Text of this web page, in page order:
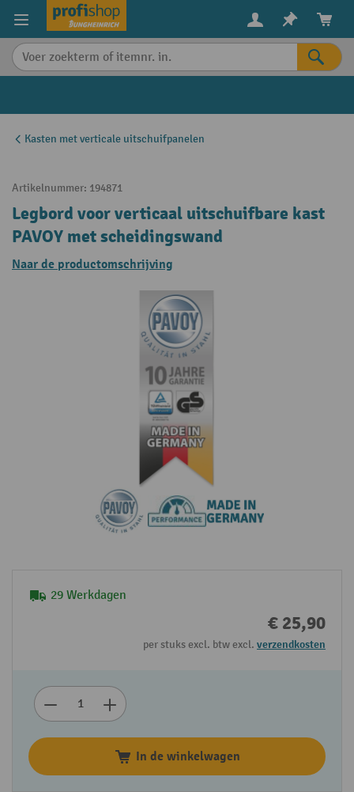
content
Kasten met verticale uitschuifpanelen
Artikelnummer: 194871
Legbord voor verticaal uitschuifbare kast
PAVOY met scheidingswand
Naar de productomschrijving
29 Werkdagen
€ 25,90
per stuks excl. btw excl. verzendkosten
In de winkelwagen